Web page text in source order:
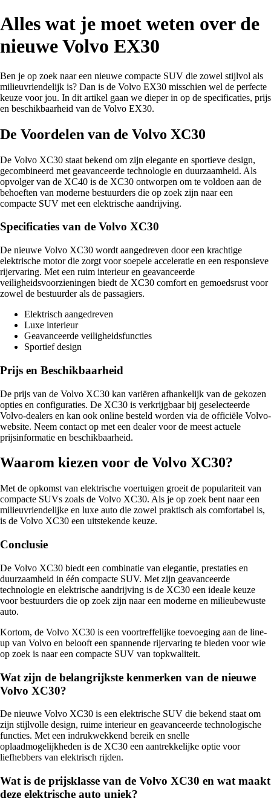
Alles wat je moet weten over de
nieuwe Volvo EX30
Ben je op zoek naar een nieuwe compacte SUV die zowel stijlvol als
milieuvriendelijk is? Dan is de Volvo EX30 misschien wel de perfecte
keuze voor jou. In dit artikel gaan we dieper in op de specificaties, prijs
en beschikbaarheid van de Volvo EX30.
De Voordelen van de Volvo XC30
De Volvo XC30 staat bekend om zijn elegante en sportieve design,
gecombineerd met geavanceerde technologie en duurzaamheid. Als
opvolger van de XC40 is de XC30 ontworpen om te voldoen aan de
behoeften van moderne bestuurders die op zoek zijn naar een
compacte SUV met een elektrische aandrijving.
Specificaties van de Volvo XC30
De nieuwe Volvo XC30 wordt aangedreven door een krachtige
elektrische motor die zorgt voor soepele acceleratie en een responsieve
rijervaring. Met een ruim interieur en geavanceerde
veiligheidsvoorzieningen biedt de XC30 comfort en gemoedsrust voor
zowel de bestuurder als de passagiers.
Elektrisch aangedreven
Luxe interieur
Geavanceerde veiligheidsfuncties
Sportief design
Prijs en Beschikbaarheid
De prijs van de Volvo XC30 kan variëren afhankelijk van de gekozen
opties en configuraties. De XC30 is verkrijgbaar bij geselecteerde
Volvo-dealers en kan ook online besteld worden via de officiële Volvo-
website. Neem contact op met een dealer voor de meest actuele
prijsinformatie en beschikbaarheid.
Waarom kiezen voor de Volvo XC30?
Met de opkomst van elektrische voertuigen groeit de populariteit van
compacte SUVs zoals de Volvo XC30. Als je op zoek bent naar een
milieuvriendelijke en luxe auto die zowel praktisch als comfortabel is,
is de Volvo XC30 een uitstekende keuze.
Conclusie
De Volvo XC30 biedt een combinatie van elegantie, prestaties en
duurzaamheid in één compacte SUV. Met zijn geavanceerde
technologie en elektrische aandrijving is de XC30 een ideale keuze
voor bestuurders die op zoek zijn naar een moderne en milieubewuste
auto.
Kortom, de Volvo XC30 is een voortreffelijke toevoeging aan de line-
up van Volvo en belooft een spannende rijervaring te bieden voor wie
op zoek is naar een compacte SUV van topkwaliteit.
Wat zijn de belangrijkste kenmerken van de nieuwe
Volvo XC30?
De nieuwe Volvo XC30 is een elektrische SUV die bekend staat om
zijn stijlvolle design, ruime interieur en geavanceerde technologische
functies. Met een indrukwekkend bereik en snelle
oplaadmogelijkheden is de XC30 een aantrekkelijke optie voor
liefhebbers van elektrisch rijden.
Wat is de prijsklasse van de Volvo XC30 en wat maakt
deze elektrische auto uniek?